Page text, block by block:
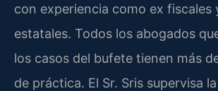
con experiencia como ex fiscales
estatales. Todos los abogados
los casos del bufete tienen más
de práctica. El Sr. Sris supervisa